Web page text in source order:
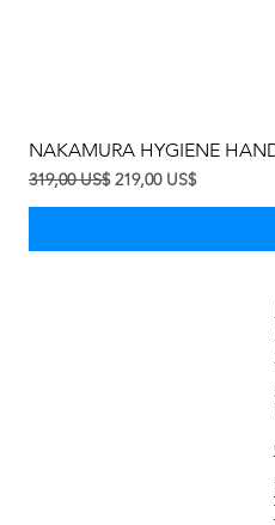
NAKAMURA HYGIENE
Precio
319,00 US$ Precio de oferta
219,00 US$